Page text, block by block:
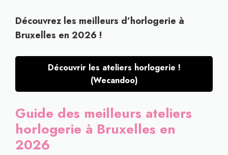
Découvrez les meilleurs d’horlogerie à
Bruxelles en 2026 !
Découvrir les ateliers horlogerie !
(Wecandoo)
Guide des meilleurs ateliers
horlogerie à Bruxelles en
2026